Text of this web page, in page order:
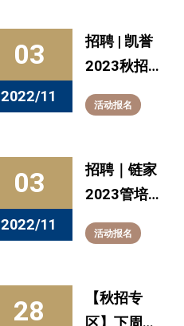
00 – 17：
00）
03
2022/11
招聘 | 凯誉
2023秋招
正式启动啦
活动报名
03
2022/11
招聘｜链家
2023管培
生校园招聘
正式启航！
活动报名
28
【秋招专